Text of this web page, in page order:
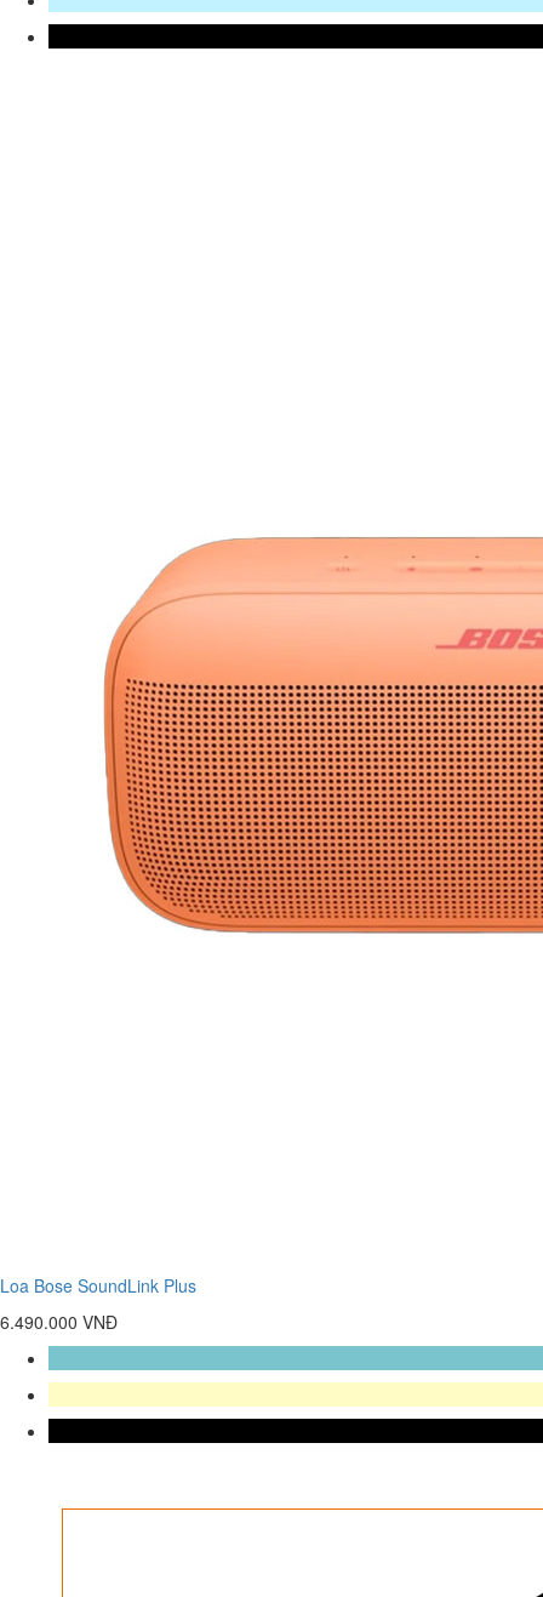
Loa Bose SoundLink Plus
6.490.000 VNĐ